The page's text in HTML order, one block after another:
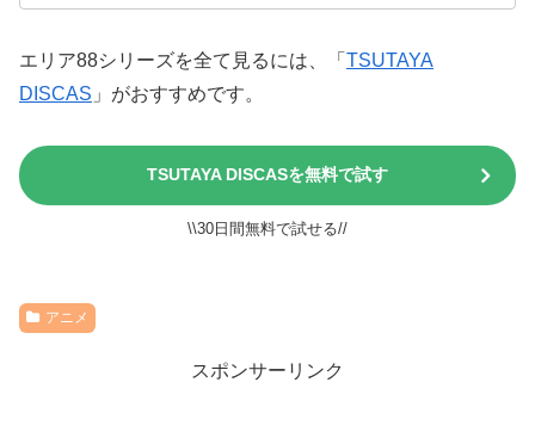
エリア88シリーズを全て見るには、「 TSUTAYA
DISCAS 」がおすすめです。
TSUTAYA DISCASを無料で試す
\\30日間無料で試せる//
アニメ
スポンサーリンク